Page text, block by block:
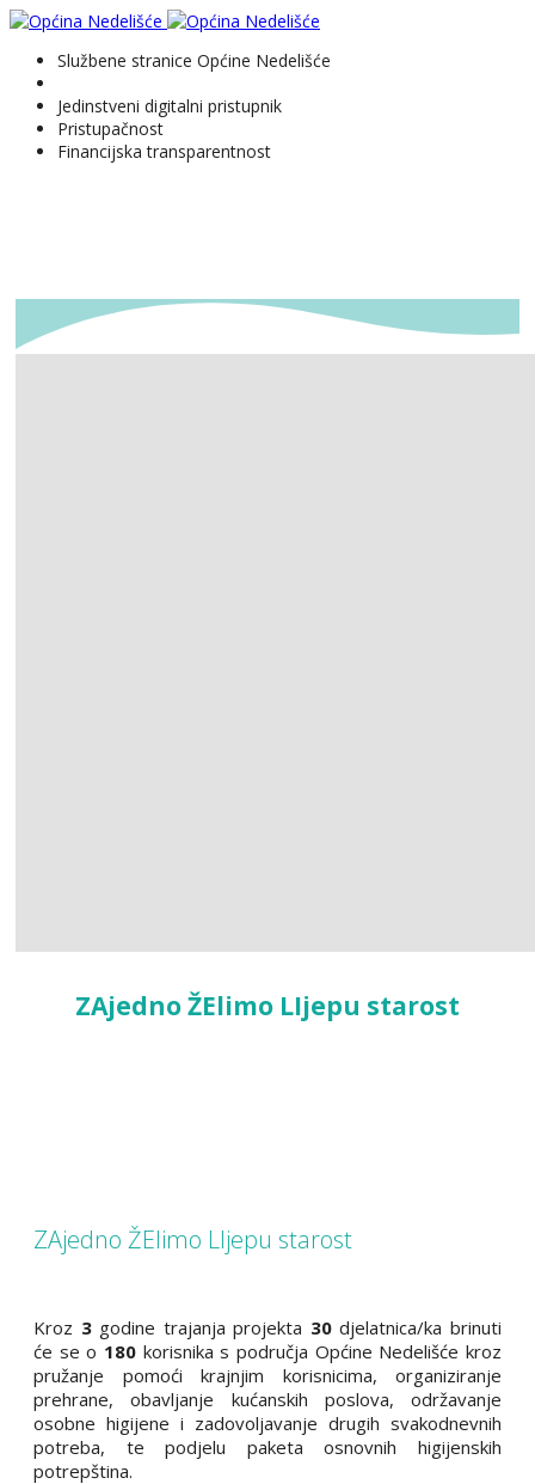
Službene stranice Općine Nedelišće
Jedinstveni digitalni pristupnik
Pristupačnost
Financijska transparentnost
ZAjedno ŽElimo LIjepu starost
ZAjedno ŽElimo LIjepu starost
Kroz 3godine trajanja projekta 30djelatnica/ka brinuti
će se o 180 korisnika s područja Općine Nedelišće kroz
pružanje pomoći krajnjim korisnicima, organiziranje
prehrane, obavljanje kućanskih poslova, održavanje
osobne higijene i zadovoljavanje drugih svakodnevnih
potreba, te podjelu paketa osnovnih higijenskih
potrepština.